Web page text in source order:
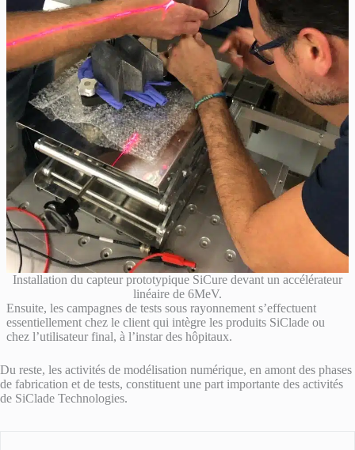
Installation du capteur prototypique SiCure devant un accélérateur
linéaire de 6MeV.
Ensuite, les campagnes de tests sous rayonnement s’effectuent
essentiellement chez le client qui intègre les produits SiClade ou
chez l’utilisateur final, à l’instar des hôpitaux.
Du reste, les activités de modélisation numérique, en amont des phases
de fabrication et de tests, constituent une part importante des activités
de SiClade Technologies.